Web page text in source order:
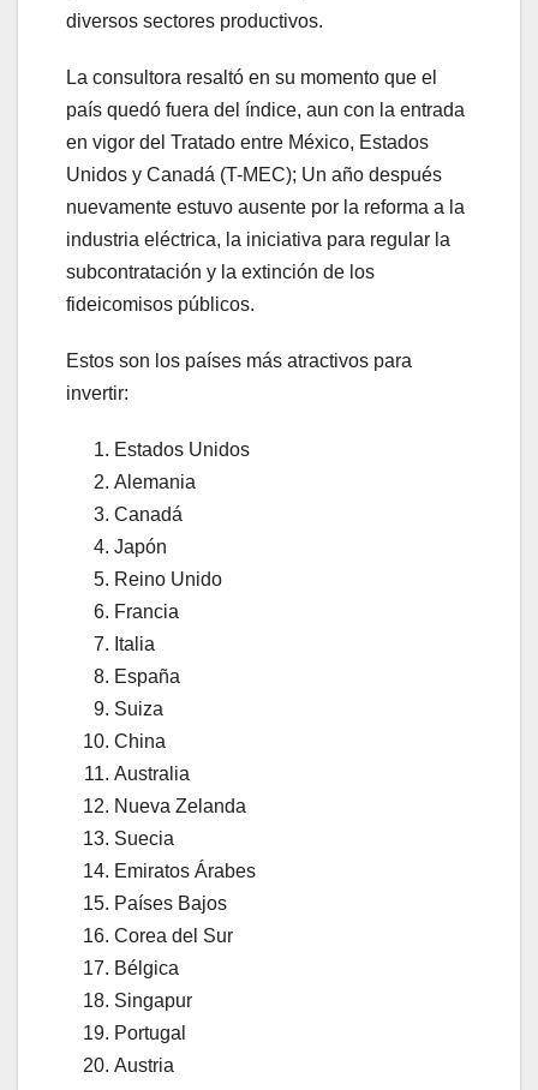
diversos sectores productivos.
La consultora resaltó en su momento que el
país quedó fuera del índice, aun con la entrada
en vigor del Tratado entre México, Estados
Unidos y Canadá (T-MEC); Un año después
nuevamente estuvo ausente por la reforma a la
industria eléctrica, la iniciativa para regular la
subcontratación y la extinción de los
fideicomisos públicos.
Estos son los países más atractivos para
invertir:
Estados Unidos
Alemania
Canadá
Japón
Reino Unido
Francia
Italia
España
Suiza
China
Australia
Nueva Zelanda
Suecia
Emiratos Árabes
Países Bajos
Corea del Sur
Bélgica
Singapur
Portugal
Austria